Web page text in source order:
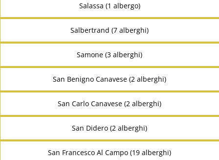
Salassa (1 albergo)
Salbertrand (7 alberghi)
Samone (3 alberghi)
San Benigno Canavese (2 alberghi)
San Carlo Canavese (2 alberghi)
San Didero (2 alberghi)
San Francesco Al Campo (19 alberghi)